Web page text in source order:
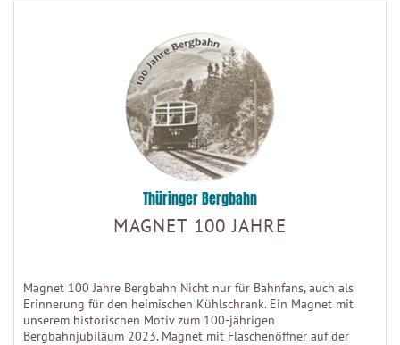
Thüringer Bergbahn
MAGNET 100 JAHRE
Magnet 100 Jahre Bergbahn Nicht nur für Bahnfans, auch als
Erinnerung für den heimischen Kühlschrank. Ein Magnet mit
unserem historischen Motiv zum 100-jährigen
Bergbahnjubiläum 2023. Magnet mit Flaschenöffner auf der